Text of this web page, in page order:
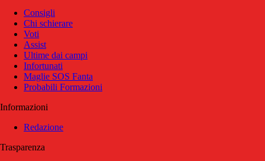
Consigli
Chi schierare
Voti
Assist
Ultime dai campi
Infortunati
Maglie SOS Fanta
Probabili Formazioni
Informazioni
Redazione
Trasparenza